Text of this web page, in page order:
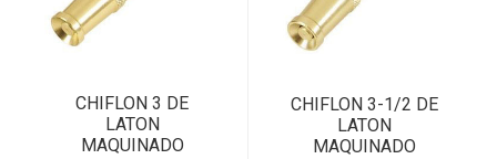
CHIFLON 3 DE
LATON
MAQUINADO
CHIFLON 3-1/2 DE
LATON
MAQUINADO